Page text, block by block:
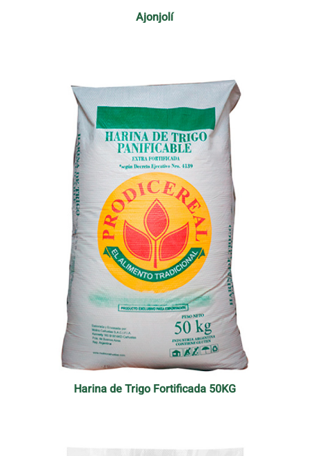
Ajonjolí
Harina de Trigo Fortificada 50KG